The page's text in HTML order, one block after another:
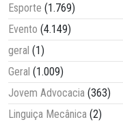
Esporte (1.769)
Evento (4.149)
geral (1)
Geral (1.009)
Jovem Advocacia (363)
Linguiça Mecânica (2)